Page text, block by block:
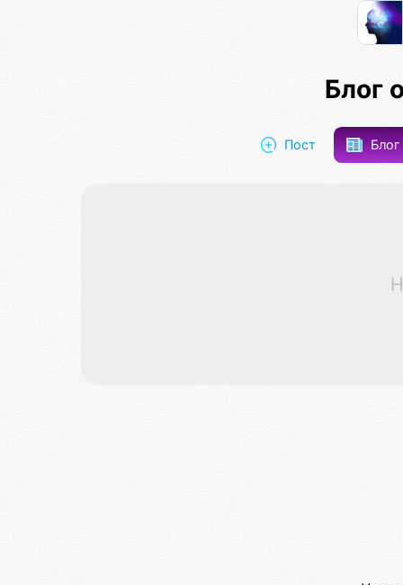
Блог
Пост Блог